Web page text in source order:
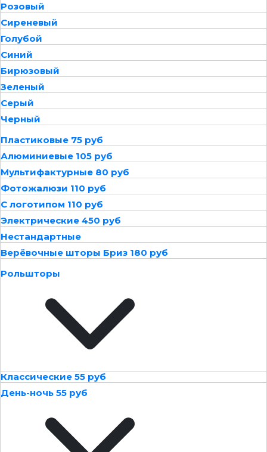
Розовый
Сиреневый
Голубой
Синий
Бирюзовый
Зеленый
Серый
Черный
Пластиковые 75 руб
Алюминиевые 105 руб
Мультифактурные 80 руб
Фотожалюзи 110 руб
С логотипом 110 руб
Электрические 450 руб
Нестандартные
Верёвочные шторы Бриз 180 руб
Рольшторы
Классические 55 руб
День-ночь 55 руб